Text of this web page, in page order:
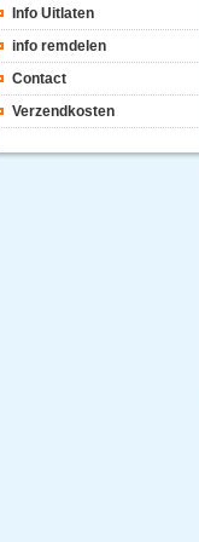
Info Uitlaten
info remdelen
Contact
Verzendkosten